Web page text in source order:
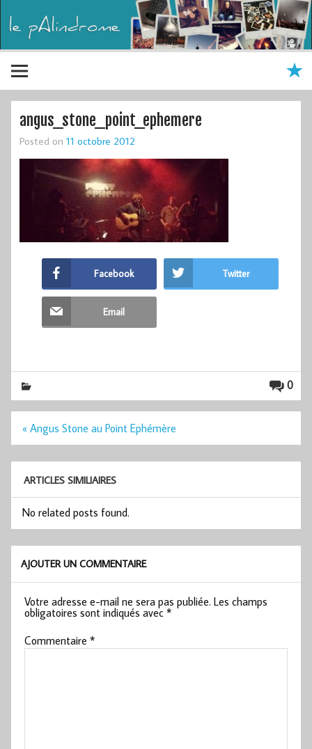
angus_stone_point_ephemere
Posted on 11 octobre 2012
Facebook Twitter
Email
0
Navigation
« Angus Stone au Point Ephémère
ARTICLES SIMILIAIRES
No related posts found.
AJOUTER UN COMMENTAIRE
Votre adresse e-mail ne sera pas publiée. Les champs
obligatoires sont indiqués avec*
Commentaire*